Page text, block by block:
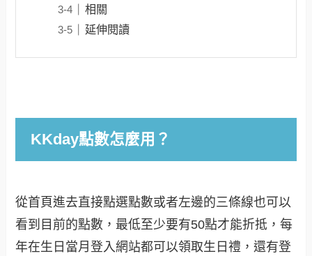
相關
延伸閱讀
KKday點數怎麼用？
從首頁進去直接點選點數或者左邊的三條線也可以
看到目前的點數，最低至少要有50點才能折抵，每
年在生日當月登入網站都可以領取生日禮，還有登